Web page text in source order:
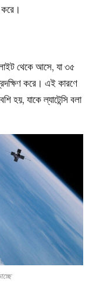
করে।
থেকে আসে, যা ৩৫
করে। এই কারণে
হয়, যাকে ল্যাটেন্সি বলা